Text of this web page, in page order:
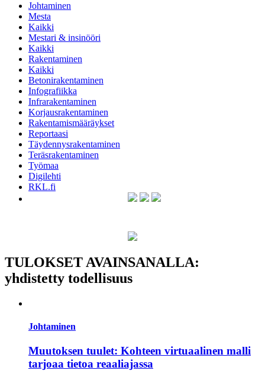
Johtaminen
Mesta
Kaikki
Mestari & insinööri
Kaikki
Rakentaminen
Kaikki
Betonirakentaminen
Infografiikka
Infrarakentaminen
Korjausrakentaminen
Rakentamismääräykset
Reportaasi
Täydennysrakentaminen
Teräsrakentaminen
Työmaa
Digilehti
RKL.fi
TULOKSET AVAINSANALLA:
yhdistetty todellisuus
Johtaminen
Muutoksen tuulet: Kohteen virtuaalinen malli
tarjoaa tietoa reaaliajassa